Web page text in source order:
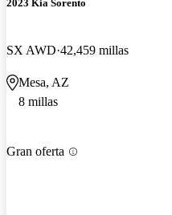
2023 Kia Sorento
SX AWD 42,459 millas
Mesa, AZ
8 millas
Gran oferta